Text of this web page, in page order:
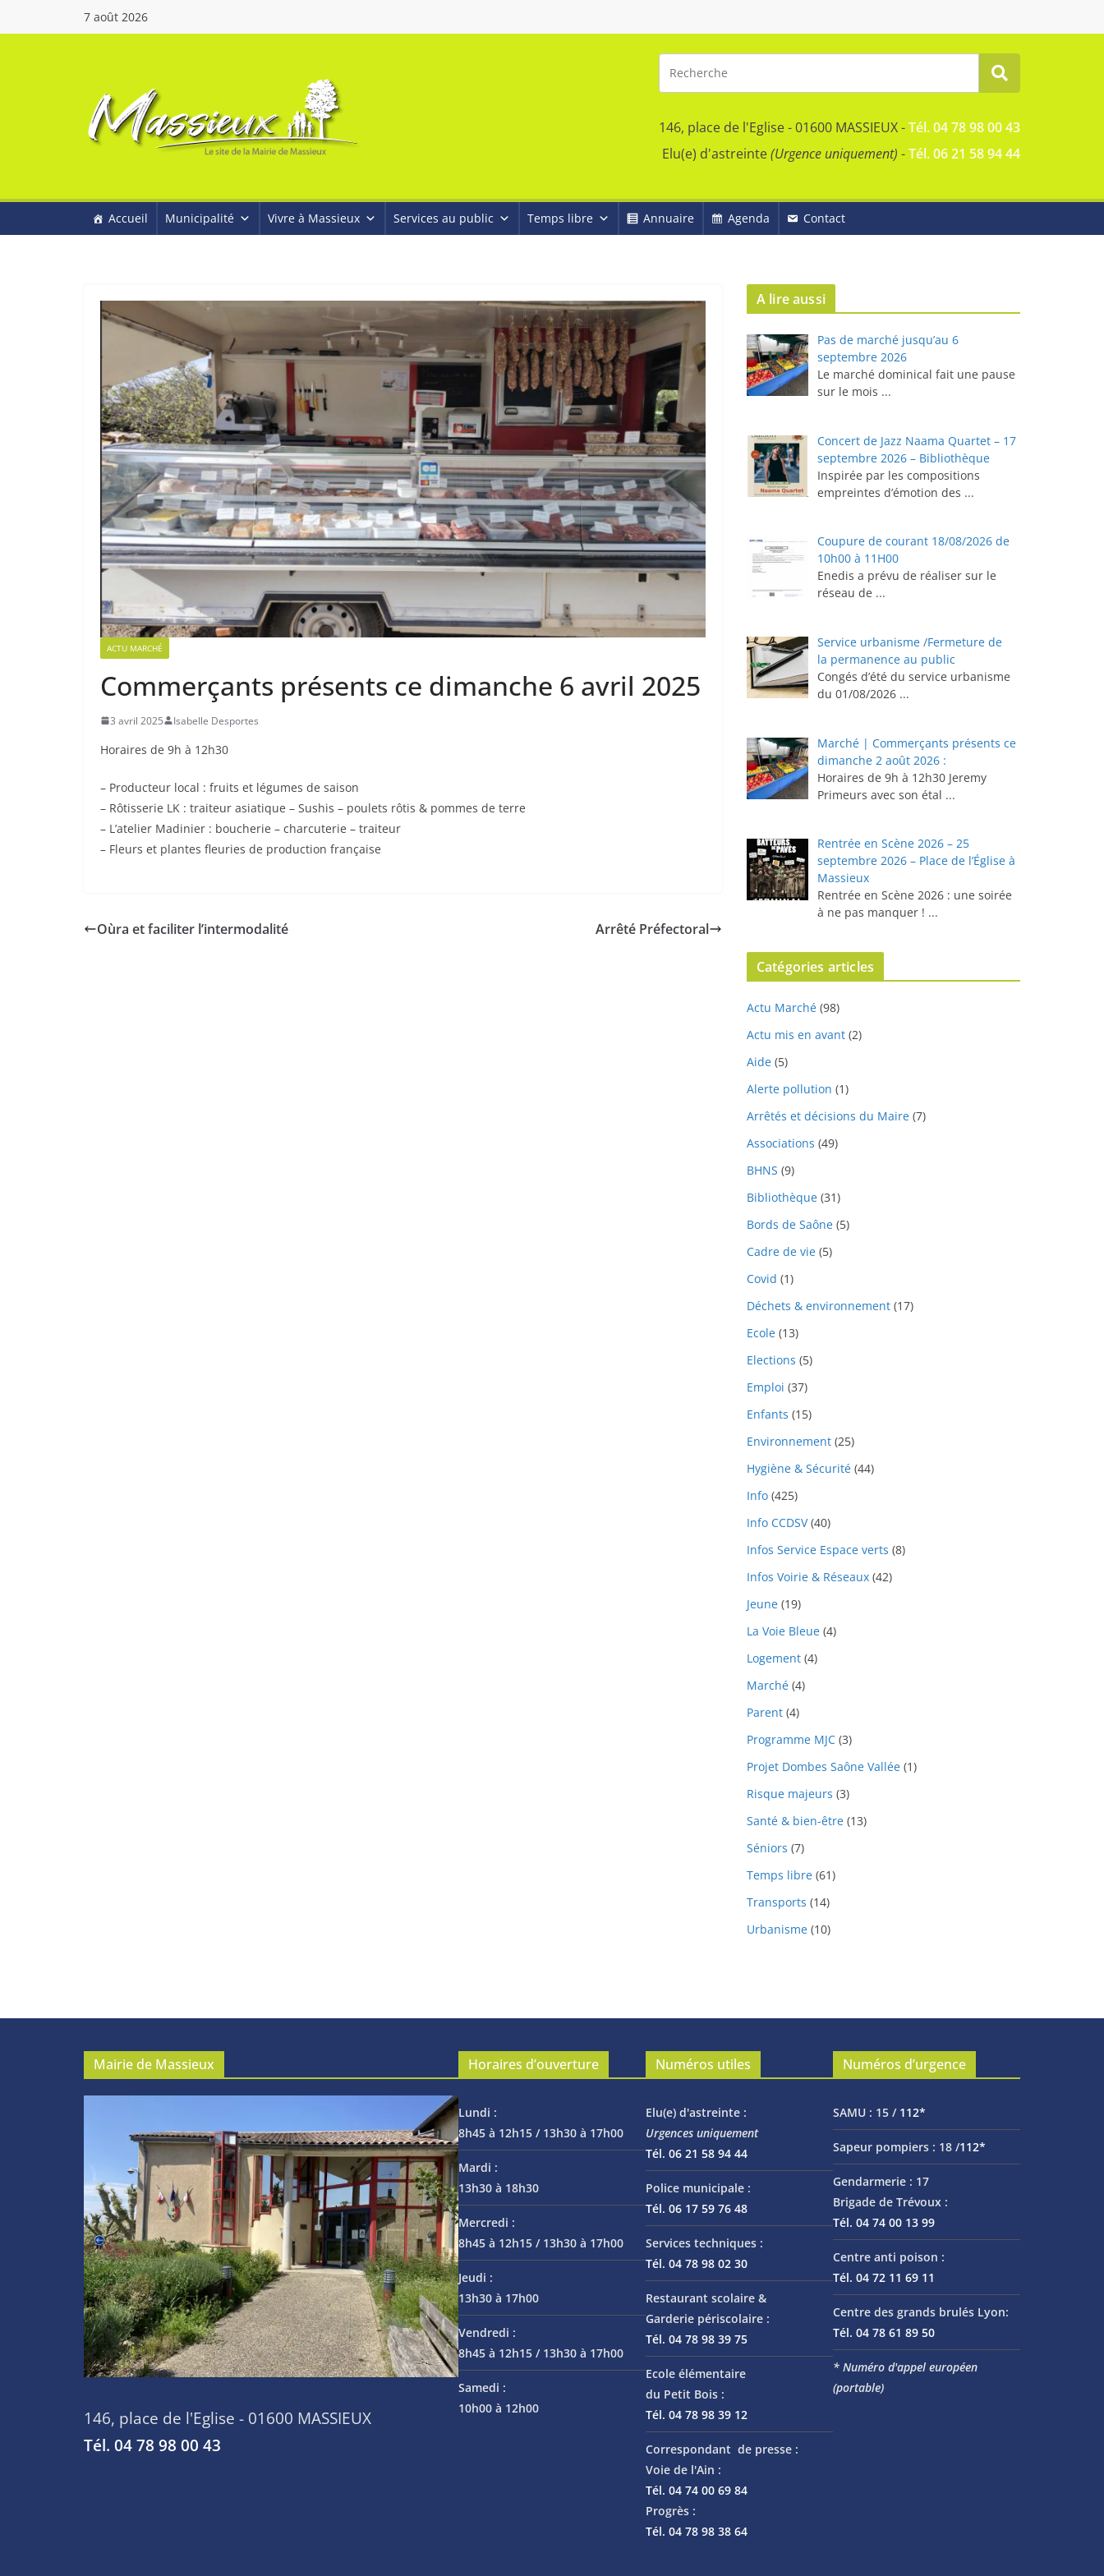
7 août 2026
146, place de l'Eglise - 01600 MASSIEUX -Tél. 04 78 98 00 43
Elu(e) d'astreinte(Urgence uniquement) -Tél. 06 21 58 94 44
Accueil Municipalité Vivre à Massieux Services au public Temps libre Annuaire Agenda Contact
ACTU MARCHÉ
Commerçants présents ce dimanche 6 avril 2025
3 avril 2025 Isabelle Desportes
Horaires de 9h à 12h30
– Producteur local : fruits et légumes de saison
– ⁠Rôtisserie LK : traiteur asiatique – Sushis – poulets rôtis & pommes de terre
– ⁠L’atelier Madinier : boucherie – charcuterie – traiteur
– ⁠Fleurs et plantes fleuries de production française
Oùra et faciliter l’intermodalité Arrêté Préfectoral
A lire aussi
Pas de marché jusqu’au 6
septembre 2026
Le marché dominical fait une pause
sur le mois ...
Concert de Jazz Naama Quartet – 17
septembre 2026 – Bibliothèque
Inspirée par les compositions
empreintes d’émotion des ...
Coupure de courant 18/08/2026 de
10h00 à 11H00
Enedis a prévu de réaliser sur le
réseau de ...
Service urbanisme /Fermeture de
la permanence au public
Congés d’été du service urbanisme
du 01/08/2026 ...
Marché | Commerçants présents ce
dimanche 2 août 2026 :
Horaires de 9h à 12h30 ⁠Jeremy
Primeurs avec son étal ...
Rentrée en Scène 2026 – 25
septembre 2026 – Place de l’Église à
Massieux
Rentrée en Scène 2026 : une soirée
à ne pas manquer ! ...
Catégories articles
Actu Marché (98)
Actu mis en avant (2)
Aide (5)
Alerte pollution (1)
Arrêtés et décisions du Maire (7)
Associations (49)
BHNS (9)
Bibliothèque (31)
Bords de Saône (5)
Cadre de vie (5)
Covid (1)
Déchets & environnement (17)
Ecole (13)
Elections (5)
Emploi (37)
Enfants (15)
Environnement (25)
Hygiène & Sécurité (44)
Info (425)
Info CCDSV(40)
Infos Service Espace verts (8)
Infos Voirie & Réseaux (42)
Jeune (19)
La Voie Bleue (4)
Logement (4)
Marché (4)
Parent (4)
Programme MJC (3)
Projet Dombes Saône Vallée (1)
Risque majeurs (3)
Santé & bien-être (13)
Séniors (7)
Temps libre (61)
Transports (14)
Urbanisme (10)
Mairie de Massieux
146, place de l'Eglise - 01600 MASSIEUX
Tél. 04 78 98 00 43
Horaires d’ouverture
Lundi :
8h45 à 12h15 / 13h30 à 17h00
Mardi :
13h30 à 18h30
Mercredi :
8h45 à 12h15 / 13h30 à 17h00
Jeudi :
13h30 à 17h00
Vendredi :
8h45 à 12h15 / 13h30 à 17h00
Samedi :
10h00 à 12h00
Numéros utiles
Elu(e) d'astreinte :
Urgences uniquement
Tél. 06 21 58 94 44
Police municipale :
Tél. 06 17 59 76 48
Services techniques :
Tél. 04 78 98 02 30
Restaurant scolaire &
Garderie périscolaire :
Tél. 04 78 98 39 75
Ecole élémentaire
du Petit Bois :
Tél. 04 78 98 39 12
Correspondant de presse :
Voie de l'Ain :
Tél. 04 74 00 69 84
Progrès :
Tél. 04 78 98 38 64
Numéros d’urgence
SAMU : 15 / 112*
Sapeur pompiers : 18 /112*
Gendarmerie : 17
Brigade de Trévoux :
Tél. 04 74 00 13 99
Centre anti poison :
Tél. 04 72 11 69 11
Centre des grands brulés Lyon:
Tél. 04 78 61 89 50
* Numéro d'appel européen
(portable)